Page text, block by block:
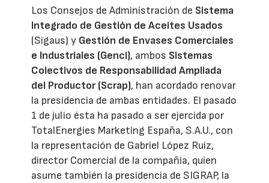
Los Consejos de Administración de Sistema
Integrado de Gestión de Aceites Usados
(Sigaus) y Gestión de Envases Comerciales
e Industriales (Genci), ambos Sistemas
Colectivos de Responsabilidad Ampliada
del Productor (Scrap), han acordado renovar
la presidencia de ambas entidades. El pasado
1 de julio ésta ha pasado a ser ejercida por
TotalEnergies Marketing España, S.A.U., con
la representación de Gabriel López Ruiz,
director Comercial de la compañía, quien
asume también la presidencia de SIGRAP, la